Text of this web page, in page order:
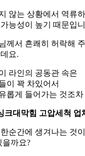
않는 상황에서 역류
가능성이 높기 때문입
께서 흔쾌히 허락해
요.
라인의 공동관 속은
이 꽉 차있어서
롭게 들어가는 것조
대막힘 고압세척 업
순간에 생겨나는 것
을까요?